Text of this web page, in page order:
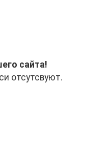
сайта!
отсутсвуют.